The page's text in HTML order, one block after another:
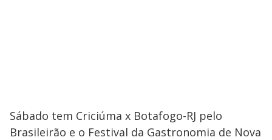
Sábado tem Criciúma x Botafogo-RJ pelo
Brasileirão e o Festival da Gastronomia de Nova